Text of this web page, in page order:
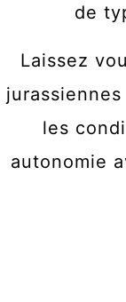
de
Laissez
les
autonomie